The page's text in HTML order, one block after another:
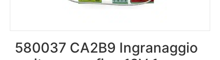
580037 CA2B9 Ingranaggio